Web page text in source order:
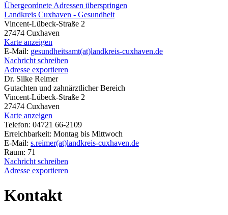
Übergeordnete Adressen überspringen
Landkreis Cuxhaven - Gesundheit
Vincent-Lübeck-Straße 2
27474 Cuxhaven
Karte anzeigen
E-Mail: gesundheitsamt(at)landkreis-cuxhaven.de
Nachricht schreiben
Adresse exportieren
Dr. Silke Reimer
Gutachten und zahnärztlicher Bereich
Vincent-Lübeck-Straße 2
27474 Cuxhaven
Karte anzeigen
Telefon: 04721 66-2109
Erreichbarkeit: Montag bis Mittwoch
E-Mail: s.reimer(at)landkreis-cuxhaven.de
Raum: 71
Nachricht schreiben
Adresse exportieren
Kontakt